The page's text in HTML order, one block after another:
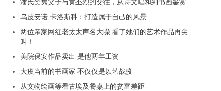
潘氏奕隽父子与黄丕烈的交往，从诗文唱和到书画鉴赏
乌皮安诺.卡洛斯科：打造属于自己的风景
两位亲家网红老太太声名大噪 看了她们的艺术作品再尖
叫！
美院保安作品卖出 是他两年工资
大疫当前的书画家 不仅仅是以艺战疫
从文物绘画等看古埃及餐桌上的贫富差距